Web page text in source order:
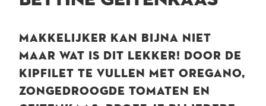
MAKKELIJKER KAN BIJNA NIET
MAAR WAT IS DIT LEKKER! DOOR DE
KIPFILET TE VULLEN MET OREGANO,
ZONGEDROOGDE TOMATEN EN